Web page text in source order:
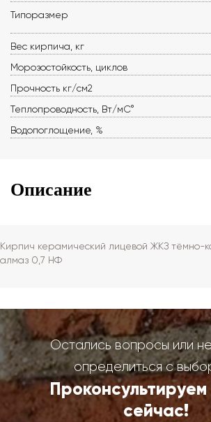
Типоразмер
Вес кирпича, кг
Морозостойкость, циклов
Прочность кг/см2
Теплопроводность, Вт/мС°
Водопоглощение, %
Описание
Кирпич керамический лицевой ЖКЗ тёмно-
алмаз 0,7 НФ
Остались вопросы или
определиться с
сейчас!